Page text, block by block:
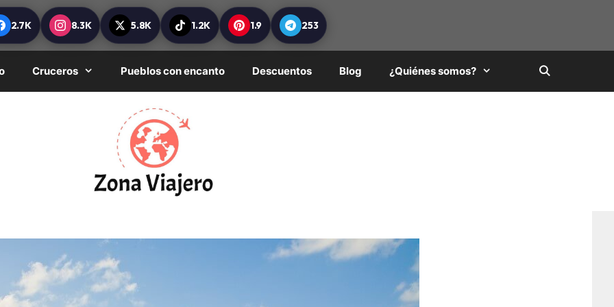
2.7K 8.3K 5.8K 1.2K 1.9 253
Cruceros Pueblos con encanto Descuentos Blog ¿Quiénes somos?